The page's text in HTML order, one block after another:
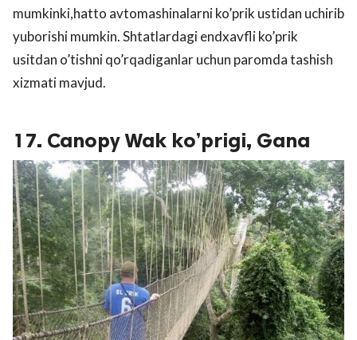
mumkinki,hatto avtomashinalarni ko’prik ustidan uchirib
yuborishi mumkin. Shtatlardagi endxavfli ko’prik
usitdan o’tishni qo’rqadiganlar uchun paromda tashish
xizmati mavjud.
17. Canopy Wak ko’prigi, Gana